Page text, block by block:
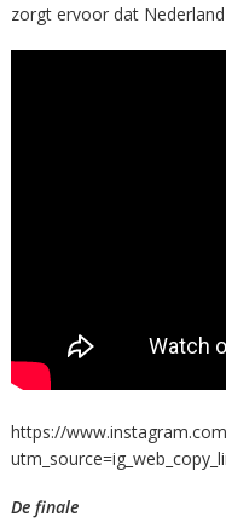
zorgt ervoor dat
https://
De finale